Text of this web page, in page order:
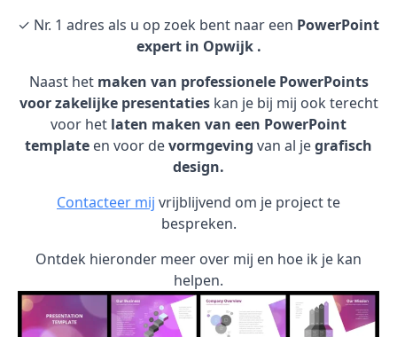
✓ Nr. 1 adres als u op zoek bent naar een PowerPoint
expert in Opwijk .
Naast het maken van professionele PowerPoints
voor zakelijke presentatieskan je bij mij ook terecht
voor het laten maken van een PowerPoint
template en voor devormgeving van al jegrafisch
design.
Contacteer mij vrijblijvend om je project te
bespreken.
Ontdek hieronder meer over mij en hoe ik je kan
helpen.